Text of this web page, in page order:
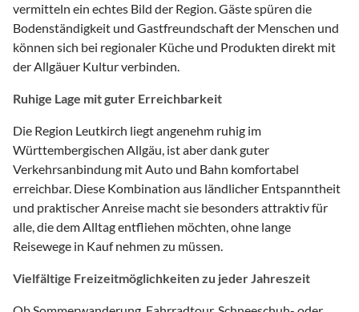
vermitteln ein echtes Bild der Region. Gäste spüren die
Bodenständigkeit und Gastfreundschaft der Menschen und
können sich bei regionaler Küche und Produkten direkt mit
der Allgäuer Kultur verbinden.
Ruhige Lage mit guter Erreichbarkeit
Die Region Leutkirch liegt angenehm ruhig im
Württembergischen Allgäu, ist aber dank guter
Verkehrsanbindung mit Auto und Bahn komfortabel
erreichbar. Diese Kombination aus ländlicher Entspanntheit
und praktischer Anreise macht sie besonders attraktiv für
alle, die dem Alltag entfliehen möchten, ohne lange
Reisewege in Kauf nehmen zu müssen.
Vielfältige Freizeitmöglichkeiten zu jeder Jahreszeit